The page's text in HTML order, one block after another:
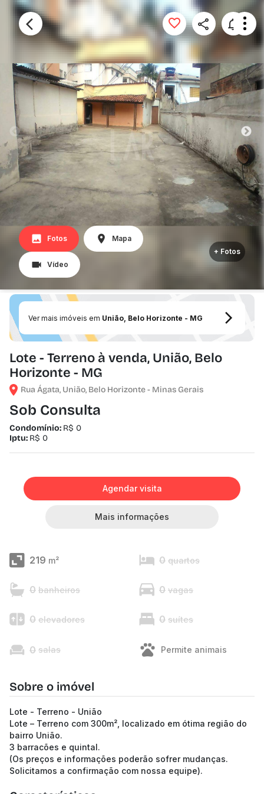
Fotos Mapa
Vídeo
+ Fotos
Ver mais imóveis em União, Belo Horizonte - MG
Lote - Terreno à venda, União, Belo
Horizonte - MG
Rua Ágata, União, Belo Horizonte - Minas Gerais
Sob Consulta
Condomínio: R$ 0
Iptu: R$ 0
Agendar visita
Mais informações
219 m² 0 quartos
0 banheiros 0 vagas
0 elevadores 0 suítes
0 salas Permite animais
Sobre o imóvel
Lote - Terreno - União
Lote – Terreno com 300m², localizado em ótima região do
bairro União.
3 barracões e quintal.
(Os preços e informações poderão sofrer mudanças.
Solicitamos a confirmação com nossa equipe).